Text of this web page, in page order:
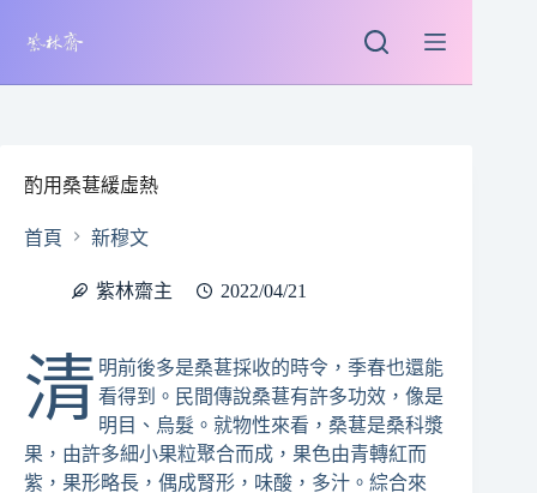
酌用桑葚緩虛熱
首頁 新穆文
紫林齋主 2022/04/21
清 明前後多是桑葚採收的時令，季春也還能
看得到。民間傳說桑葚有許多功效，像是
明目、烏髮。就物性來看，桑葚是桑科漿
果，由許多細小果粒聚合而成，果色由青轉紅而
紫，果形略長，偶成腎形，味酸，多汁。綜合來